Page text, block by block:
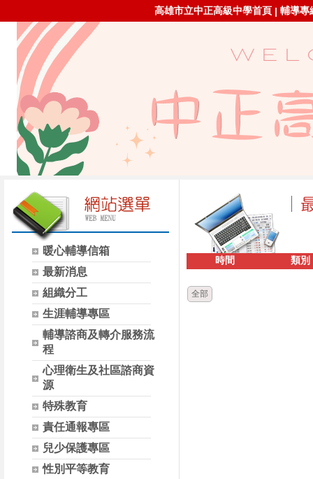
高雄市立中正高級中學首頁 | 輔導專
暖心輔導信箱
最新消息
組織分工
生涯輔導專區
輔導諮商及轉介服務流
程
心理衛生及社區諮商資
源
特殊教育
責任通報專區
兒少保護專區
性別平等教育
時間 類別
全部